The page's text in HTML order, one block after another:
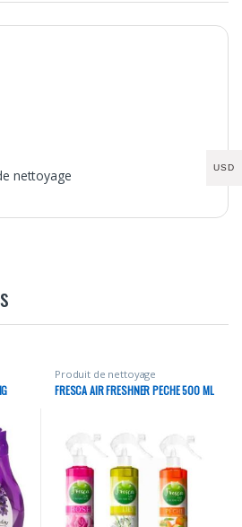
nettoyage
Produit de nettoyage
FRESCA AIR FRESHNER PECHE 500 ML
USD